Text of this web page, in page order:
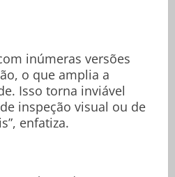
inúmeras versões
o que amplia a
Isso torna inviável
inspeção visual ou de
enfatiza.